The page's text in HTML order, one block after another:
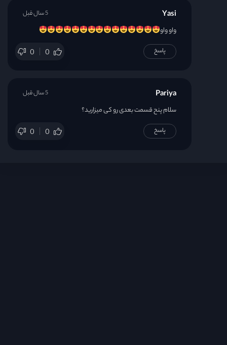
Yasi
واو واو
0 0
5 سال قبل
پاسخ
Pariya
سلام پنح قسمت بعدی رو کی میزارید؟
0 0
5 سال قبل
پاسخ